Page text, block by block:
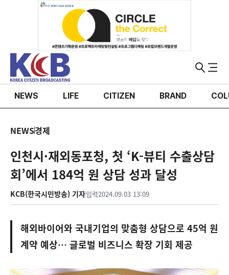
NEWS LIFE CITIZEN BRAND
NEWS경제
인천시·재외동포청, 첫 ‘K-뷰티 수출상담
회’에서 184억 원 상담 성과 달성
KCB(한국시민방송) 기자입력2024.09.03 13:09
해외바이어와 국내기업의 맞춤형 상담으로 45억 원
계약 예상… 글로벌 비즈니스 확장 기회 제공